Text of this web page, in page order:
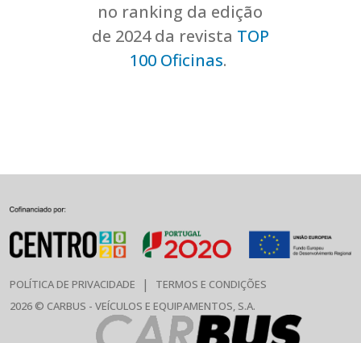
no ranking da edição
de 2024 da revista TOP
100 Oficinas.
POLÍTICA DE PRIVACIDADE |
TERMOS E CONDIÇÕES
2026 © CARBUS - VEÍCULOS E EQUIPAMENTOS, S.A.